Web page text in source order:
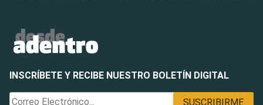
INSCRÍBETE Y RECIBE NUESTRO BOLETÍN DIGITAL